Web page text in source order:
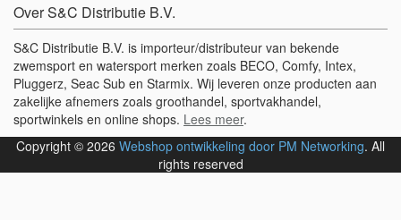
Over S&C Distributie B.V.
S&C Distributie B.V. is importeur/distributeur van bekende
zwemsport en watersport merken zoals BECO, Comfy, Intex,
Pluggerz, Seac Sub en Starmix. Wij leveren onze producten aan
zakelijke afnemers zoals groothandel, sportvakhandel,
sportwinkels en online shops. Lees meer.
Copyright © 2026 Webshop ontwikkeling door PM Networking. All
rights reserved